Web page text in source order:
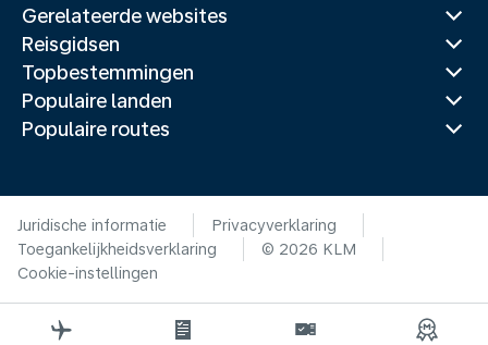
Gerelateerde websites
Reisgidsen
Topbestemmingen
Populaire landen
Populaire routes
Juridische informatie
Privacyverklaring
Toegankelijkheidsverklaring
© 2026 KLM
Cookie-instellingen